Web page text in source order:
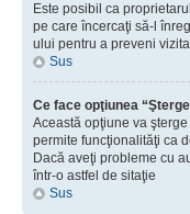
Este posibil ca
pe care încercaţi să-l
ului pentru a preveni
Sus
Ce face opţiunea
Această opţiune va
permite funcţionalităţi ca
Dacă aveţi probleme cu
într-o astfel de sitaţie
Sus